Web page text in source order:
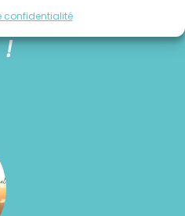
confidentialiténotre blog
!